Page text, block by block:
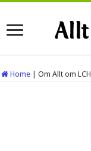
Home Om Allt om